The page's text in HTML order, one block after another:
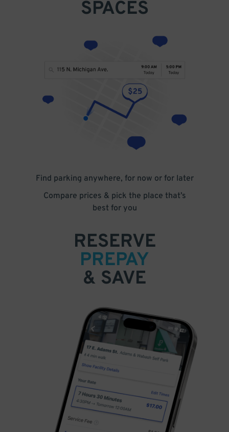
SPACES
Find parking anywhere, for now or for later
Compare prices & pick the place that’s
best for you
RESERVE
PREPAY
& SAVE